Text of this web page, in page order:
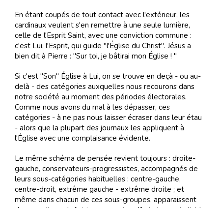
En étant coupés de tout contact avec l'extérieur, les
cardinaux veulent s'en remettre à une seule lumière,
celle de l'Esprit Saint, avec une conviction commune :
c'est Lui, l'Esprit, qui guide "l'Église du Christ". Jésus a
bien dit à Pierre : "Sur toi, je bâtirai mon Église ! "
Si c'est "Son" Église à Lui, on se trouve en deçà - ou au-
delà - des catégories auxquelles nous recourons dans
notre société au moment des périodes électorales.
Comme nous avons du mal à les dépasser, ces
catégories - à ne pas nous laisser écraser dans leur étau
- alors que la plupart des journaux les appliquent à
l'Église avec une complaisance évidente.
Le même schéma de pensée revient toujours : droite-
gauche, conservateurs-progressistes, accompagnés de
leurs sous-catégories habituelles : centre-gauche,
centre-droit, extrême gauche - extrême droite ; et
même dans chacun de ces sous-groupes, apparaissent